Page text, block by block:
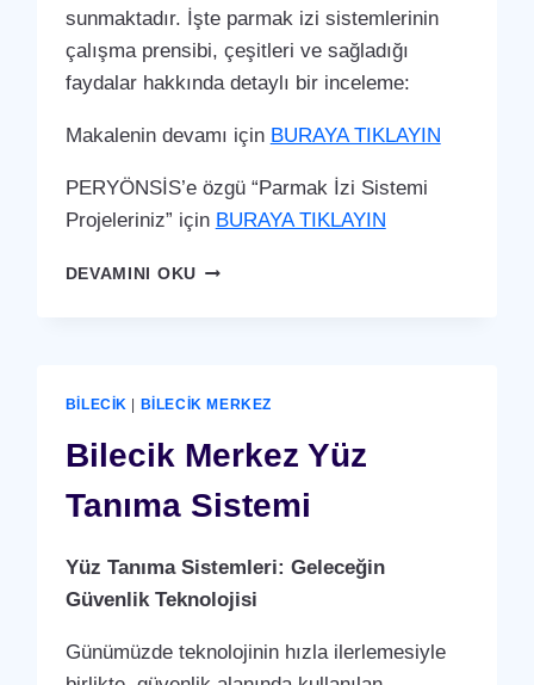
sunmaktadır. İşte parmak izi sistemlerinin
çalışma prensibi, çeşitleri ve sağladığı
faydalar hakkında detaylı bir inceleme:
Makalenin devamı için BURAYA TIKLAYIN
PERYÖNSİS’e özgü “Parmak İzi Sistemi
Projeleriniz” için BURAYA TIKLAYIN
DEVAMINI OKUBILECIK
BILECIK BILECIK MERKEZ
Bilecik Merkez Yüz
Tanıma Sistemi
Yüz Tanıma Sistemleri: Geleceğin
Güvenlik Teknolojisi
Günümüzde teknolojinin hızla ilerlemesiyle